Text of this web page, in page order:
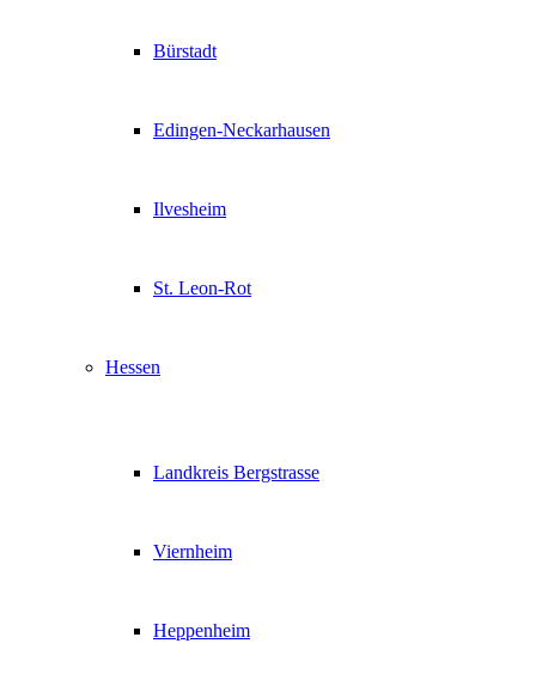
Bürstadt
Edingen-Neckarhausen
Ilvesheim
St. Leon-Rot
Hessen
Landkreis Bergstrasse
Viernheim
Heppenheim